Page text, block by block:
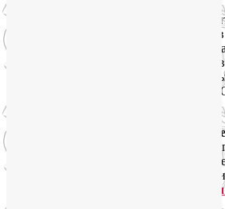
Почему же зачастую так легко
активной практики йоги и так трудно
дня? Потому что системное и
не только для плодотворного
того, чтобы уснуть быстро и легко
физкультура на ночь? – спросите вы.
Несколько длительных растяжек в
идеальное преддверие сна, надёжный
подходящих примеров. Многие асаны
для снятия стресса и